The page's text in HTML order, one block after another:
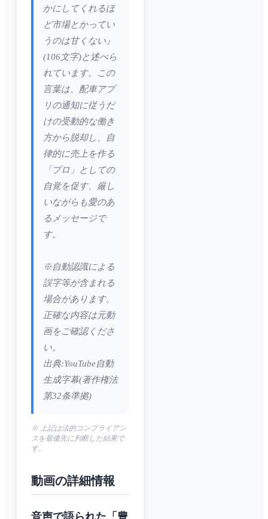
かにしてくれるほ
ど市場とかってい
うのは甘くない』
(106文字)と述べら
れています。この
言葉は、配車アプ
リの通知に従うだ
けの受動的な働き
方から脱却し、自
律的に売上を作る
「プロ」としての
自覚を促す、厳し
いながらも愛のあ
るメッセージで
す。
※自動認識による
誤字等が含まれる
場合があります。
正確な内容は元動
画をご確認くださ
い。
出典:YouTube自動
生成字幕(著作権法
第32条準拠)
※ 上記は法的コンプライアン
スを最優先に判断した結果で
す。
動画の詳細情報